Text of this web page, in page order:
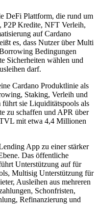
DeFi Plattform, die rund um
Kredite, NFT Verleih,
auf Cardano
es, dass Nutzer über Multi
Bedingungen
Sicherheiten wählen und
darf.
Cardano Produktlinie als
Staking, Verleih und
sie Liquiditätspools als
zu schaffen und APR über
mit etwa 4,4 Millionen
App zu einer stärker
Das öffentliche
Unterstützung auf für
Multisig Unterstützung für
Ausleihen aus mehreren
Schonfristen,
Refinanzierung und